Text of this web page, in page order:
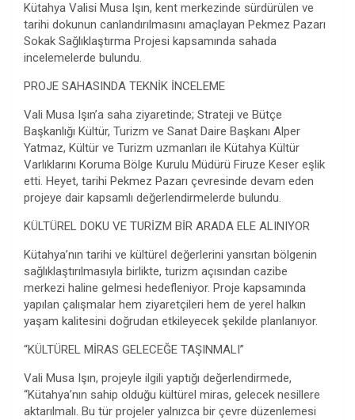
Kütahya Valisi Musa Işın, kent merkezinde sürdürülen ve
tarihi dokunun canlandırılmasını amaçlayan Pekmez Pazarı
Sokak Sağlıklaştırma Projesi kapsamında sahada
incelemelerde bulundu.
PROJE SAHASINDA TEKNİK İNCELEME
Vali Musa Işın’a saha ziyaretinde; Strateji ve Bütçe
Başkanlığı Kültür, Turizm ve Sanat Daire Başkanı Alper
Yatmaz, Kültür ve Turizm uzmanları ile Kütahya Kültür
Varlıklarını Koruma Bölge Kurulu Müdürü Firuze Keser eşlik
etti. Heyet, tarihi Pekmez Pazarı çevresinde devam eden
projeye dair kapsamlı değerlendirmelerde bulundu.
KÜLTÜREL DOKU VE TURİZM BİR ARADA ELE ALINIYOR
Kütahya’nın tarihi ve kültürel değerlerini yansıtan bölgenin
sağlıklaştırılmasıyla birlikte, turizm açısından cazibe
merkezi haline gelmesi hedefleniyor. Proje kapsamında
yapılan çalışmalar hem ziyaretçileri hem de yerel halkın
yaşam kalitesini doğrudan etkileyecek şekilde planlanıyor.
“KÜLTÜREL MİRAS GELECEĞE TAŞINMALI”
Vali Musa Işın, projeyle ilgili yaptığı değerlendirmede,
“Kütahya’nın sahip olduğu kültürel miras, gelecek nesillere
aktarılmalı. Bu tür projeler yalnızca bir çevre düzenlemesi